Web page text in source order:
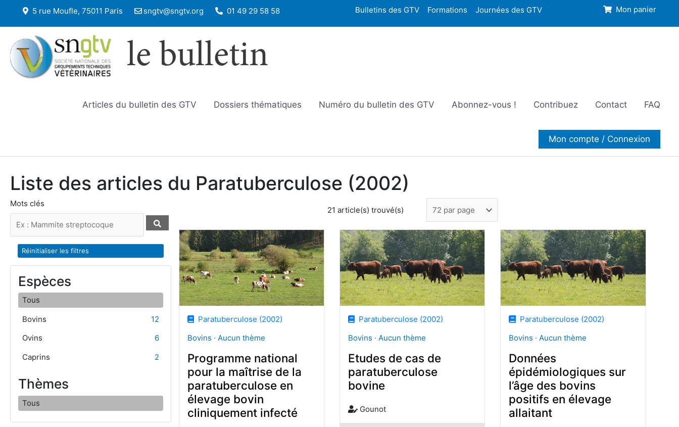
5 rue Moufle, 75011 Paris sngtv@sngtv.org 01 49 29 58 58 Bulletins des GTV Formations Journées des GTV Mon panier
le bulletin
Articles du bulletin des GTV Dossiers thématiques Numéro du bulletin des GTV Abonnez-vous ! Contribuez Contact FAQ
Mon compte / Connexion
Liste des articles du Paratuberculose (2002)
Mots clés
Réinitialiser les filtres
Espèces
Tous
Bovins
12
Ovins
6
Caprins
2
Thèmes
Tous
21 article(s) trouvé(s)
Paratuberculose (2002)
Bovins · Aucun thème
Programme national
pour la maîtrise de la
paratuberculose en
élevage bovin
cliniquement infecté
Paratuberculose (2002)
Bovins · Aucun thème
Etudes de cas de
paratuberculose
bovine
Gounot
Paratuberculose (2002)
Bovins · Aucun thème
Données
épidémiologiques sur
l’âge des bovins
positifs en élevage
allaitant